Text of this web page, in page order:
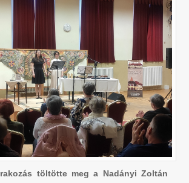
töltötte meg a Nadányi Zoltán